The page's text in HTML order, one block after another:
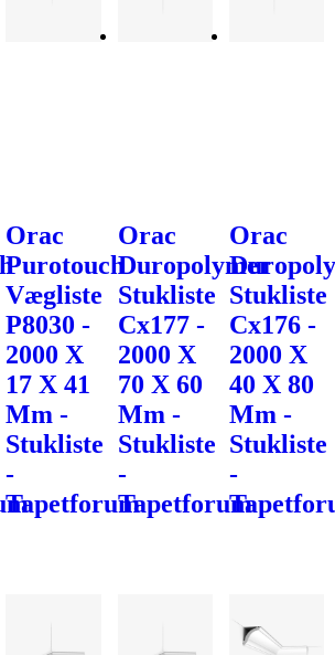
Orac
Purotouch
Vægliste
P8030 -
2000 X
17 X 41
Mm -
Stukliste
-
Tapetforum
Orac
Duropolymer
Stukliste
Cx177 -
2000 X
70 X 60
Mm -
Stukliste
-
Tapetforum
Orac
Stukliste
Cx176 -
2000 X
40 X 80
Mm -
Stukliste
-